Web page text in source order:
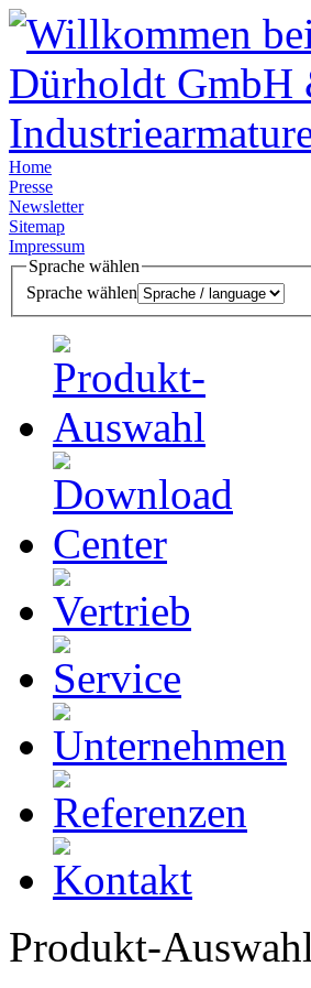
Home
Presse
Newsletter
Sitemap
Impressum
Sprache wählen
Sprache wählen
Produkt-Auswahl